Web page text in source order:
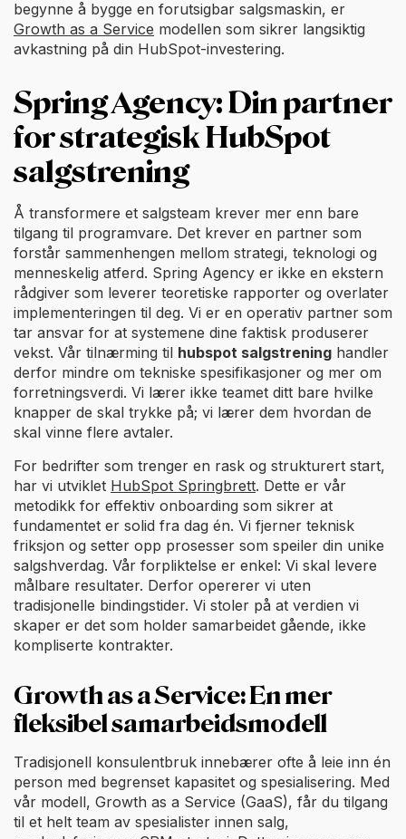
begynne å bygge en forutsigbar salgsmaskin, er
Growth as a Service modellen som sikrer langsiktig
avkastning på din HubSpot-investering.
Spring Agency: Din partner
for strategisk HubSpot
salgstrening
Å transformere et salgsteam krever mer enn bare
tilgang til programvare. Det krever en partner som
forstår sammenhengen mellom strategi, teknologi og
menneskelig atferd. Spring Agency er ikke en ekstern
rådgiver som leverer teoretiske rapporter og overlater
implementeringen til deg. Vi er en operativ partner som
tar ansvar for at systemene dine faktisk produserer
vekst. Vår tilnærming til hubspot salgstrening handler
derfor mindre om tekniske spesifikasjoner og mer om
forretningsverdi. Vi lærer ikke teamet ditt bare hvilke
knapper de skal trykke på; vi lærer dem hvordan de
skal vinne flere avtaler.
For bedrifter som trenger en rask og strukturert start,
har vi utviklet HubSpot Springbrett. Dette er vår
metodikk for effektiv onboarding som sikrer at
fundamentet er solid fra dag én. Vi fjerner teknisk
friksjon og setter opp prosesser som speiler din unike
salgshverdag. Vår forpliktelse er enkel: Vi skal levere
målbare resultater. Derfor opererer vi uten
tradisjonelle bindingstider. Vi stoler på at verdien vi
skaper er det som holder samarbeidet gående, ikke
kompliserte kontrakter.
Growth as a Service: En mer
fleksibel samarbeidsmodell
Tradisjonell konsulentbruk innebærer ofte å leie inn én
person med begrenset kapasitet og spesialisering. Med
vår modell, Growth as a Service (GaaS), får du tilgang
til et helt team av spesialister innen salg,